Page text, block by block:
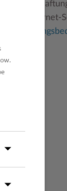
zum
Internet-